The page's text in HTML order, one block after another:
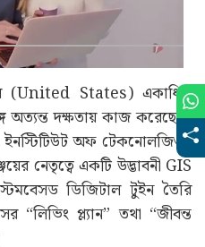
(United States) একাধিক
অত্যন্ত দক্ষতায় কাজ করেছেন।
ইনস্টিটিউট অফ টেকনোলজিও।
নেতৃত্বে একটি উদ্ভাবনী GIS
ডিজিটাল টুইন তৈরি
“লিভিং প্ল্যান” তথা “জীবন্ত